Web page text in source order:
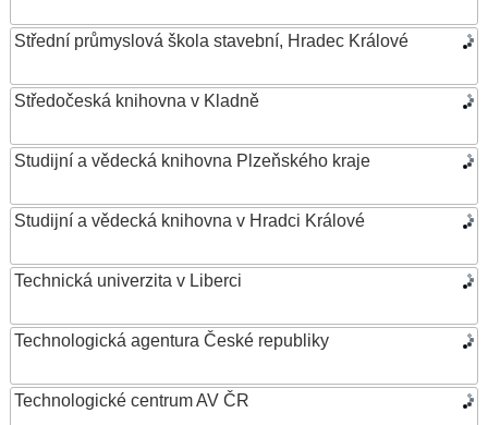
Střední průmyslová škola stavební, Hradec Králové
Středočeská knihovna v Kladně
Studijní a vědecká knihovna Plzeňského kraje
Studijní a vědecká knihovna v Hradci Králové
Technická univerzita v Liberci
Technologická agentura České republiky
Technologické centrum AV ČR